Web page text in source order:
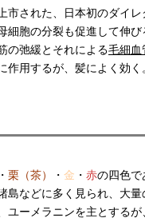
市された、日本初のダイ
細胞の分裂も促進して伸
の弛緩とそれによる毛細血
作用するが、髪によく効
栗（茶） ・ 金 ・ 赤の四色で
島などに多く見られ、大量
ユーメラニンを主とするが